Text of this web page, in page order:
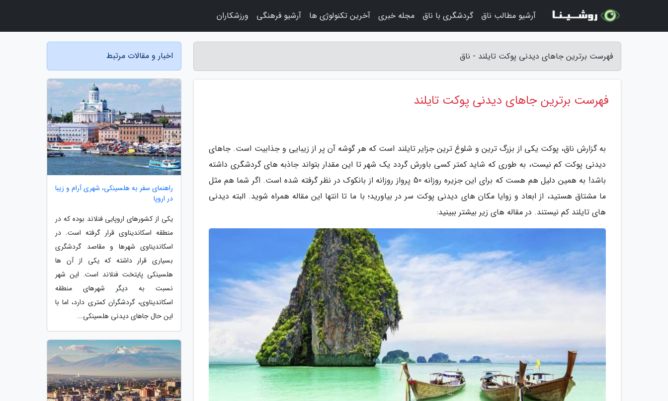
فهرست برترین جاهای دیدنی پوکت تایلند - ناق
فهرست برترین جاهای دیدنی پوکت تایلند
به گزارش ناق، پوکت یکی از بزرگ ترین و شلوغ ترین جزایر تایلند است که هر گوشه آن پر از زیبایی و جذابیت است. جاهای
دیدنی پوکت کم نیست، به طوری که شاید کمتر کسی باورش گردد یک شهر تا این مقدار بتواند جاذبه های گردشگری داشته
باشد! به همین دلیل هم هست که برای این جزیره روزانه 50 پرواز روزانه از بانکوک در نظر گرفته شده است. اگر شما هم مثل
ما مشتاق هستید، از ابعاد و زوایا مکان های دیدنی پوکت سر در بیاورید؛ با ما تا انتها این مقاله همراه شوید. البته دیدنی
های تایلند کم نیستند. در مقاله های زیر بیشتر ببینید:
اخبار و مقالات مرتبط
راهنمای سفر به هلسینکی، شهری آرام و زیبا
در اروپا
یکی از کشورهای اروپایی فنلاند بوده که در
منطقه اسکاندیناوی قرار گرفته است. در
اسکاندیناوی شهرها و مقاصد گردشگری
بسیاری قرار داشته که یکی از آن ها
هلسینکی پایتخت فنلاند است. این شهر
نسبت به دیگر شهرهای منطقه
اسکاندیناوی، گردشگران کمتری دارد، اما با
این حال جاهای دیدنی هلسینکی...
آرشیو مطالب ناق گردشگری با ناق مجله خبری آخرین تکنولوژی ها آرشیو فرهنگی ورزشکاران